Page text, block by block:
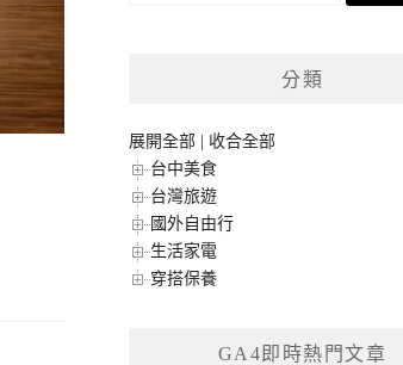
分類
展開全部
收合全部
台中美食
台灣旅遊
國外自由行
生活家電
穿搭保養
GA4即時熱門文章